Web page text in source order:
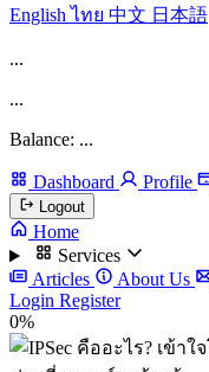
Englishไทย 中文 日本語
...
...
Balance: ...
Dashboard Profile
Logout
Home
Services
Articles
About Us
Login Register
0%